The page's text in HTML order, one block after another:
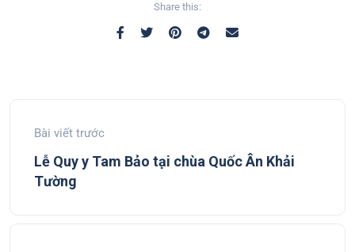
Share this:
Bài viết trước
Lễ Quy y Tam Bảo tại chùa Quốc Ân Khải
Tường